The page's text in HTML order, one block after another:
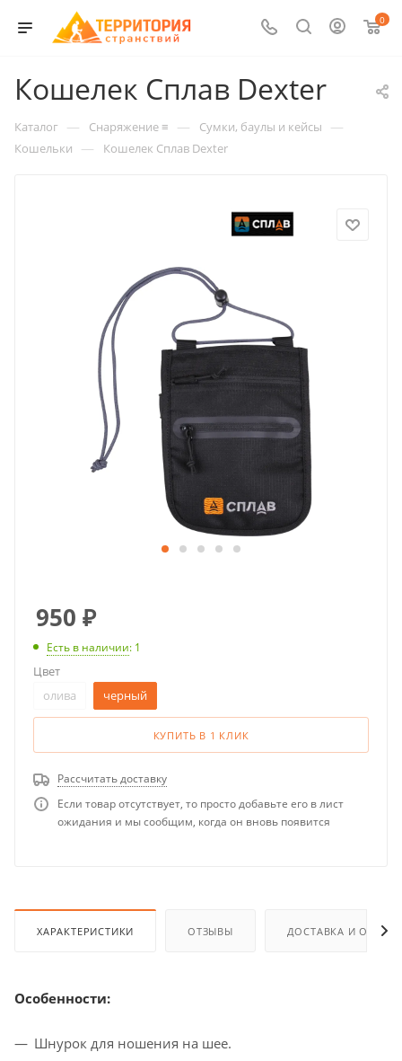
0
Кошелек Сплав Dexter
Каталог — Снаряжение ≡ — Сумки, баулы и кейсы —
Кошельки — Кошелек Сплав Dexter
950 ₽
Есть в наличии: 1
Цвет
олива
черный
КУПИТЬ В 1 КЛИК
Рассчитать доставку
Если товар отсутствует, то просто добавьте его в лист
ожидания и мы сообщим, когда он вновь появится
ХАРАКТЕРИСТИКИ ОТЗЫВЫ ДОСТАВКА И
Особенности:
Шнурок для ношения на шее.